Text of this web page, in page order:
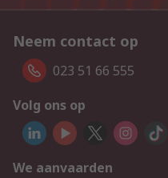
Neem contact op
023 51 66 555
Volg ons op
We aanvaarden